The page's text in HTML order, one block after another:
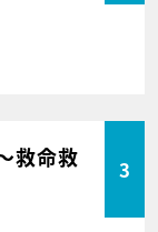
救命救
3